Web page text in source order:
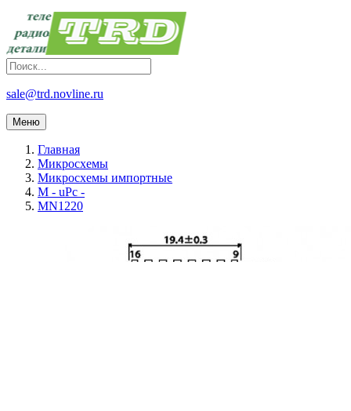
sale@trd.novline.ru
Меню
Главная
Микросхемы
Микросхемы импортные
M - uPc -
MN1220